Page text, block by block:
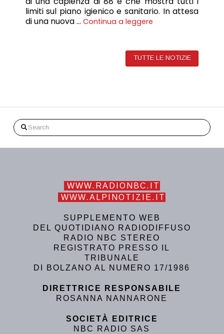
limiti sul piano igienico e sanitario. In attesa
di una nuova … Continua a leggere
TUTTE LE NOTIZIE
Search
WWW.RADIONBC.IT
WWW.ALPINOTIZIE.IT
SUPPLEMENTO WEB
DEL QUOTIDIANO RADIODIFFUSO
RADIO NBC STEREO
REGISTRATO PRESSO IL
TRIBUNALE
DI BOLZANO AL NUMERO 17/1986
DIRETTRICE RESPONSABILE
ROSANNA NANNARONE
SOCIETÀ EDITRICE
NBC RADIO SAS